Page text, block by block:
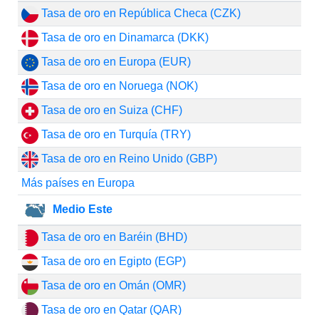
Tasa de oro en República Checa (CZK)
Tasa de oro en Dinamarca (DKK)
Tasa de oro en Europa (EUR)
Tasa de oro en Noruega (NOK)
Tasa de oro en Suiza (CHF)
Tasa de oro en Turquía (TRY)
Tasa de oro en Reino Unido (GBP)
Más países en Europa
Medio Este
Tasa de oro en Baréin (BHD)
Tasa de oro en Egipto (EGP)
Tasa de oro en Omán (OMR)
Tasa de oro en Qatar (QAR)